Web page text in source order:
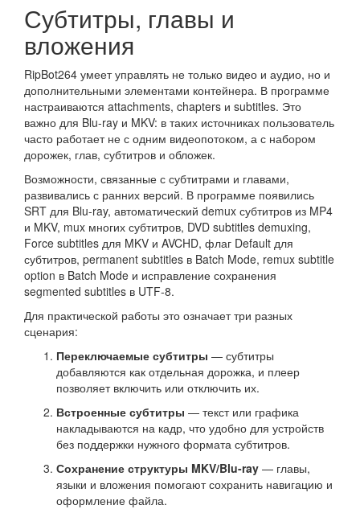
Субтитры, главы и
вложения
RipBot264 умеет управлять не только видео и аудио, но и
дополнительными элементами контейнера. В программе
настраиваются attachments, chapters и subtitles. Это
важно для Blu-ray и MKV: в таких источниках пользователь
часто работает не с одним видеопотоком, а с набором
дорожек, глав, субтитров и обложек.
Возможности, связанные с субтитрами и главами,
развивались с ранних версий. В программе появились
SRT для Blu-ray, автоматический demux субтитров из MP4
и MKV, mux многих субтитров, DVD subtitles demuxing,
Force subtitles для MKV и AVCHD, флаг Default для
субтитров, permanent subtitles в Batch Mode, remux subtitle
option в Batch Mode и исправление сохранения
segmented subtitles в UTF-8.
Для практической работы это означает три разных
сценария:
Переключаемые субтитры — субтитры
добавляются как отдельная дорожка, и плеер
позволяет включить или отключить их.
Встроенные субтитры — текст или графика
накладываются на кадр, что удобно для устройств
без поддержки нужного формата субтитров.
Сохранение структуры MKV/Blu-ray — главы,
языки и вложения помогают сохранить навигацию и
оформление файла.